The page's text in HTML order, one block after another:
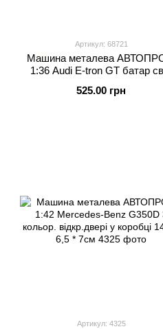
Артикул: 68721
Машина металева
1:36 Audi E-tron GT батар
525.00 грн
Артикул: 4325